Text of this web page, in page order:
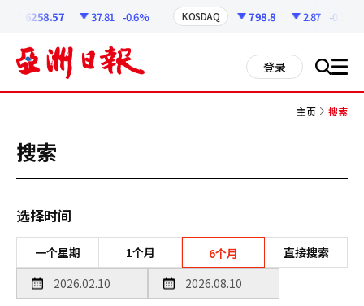
6258.57 37.81 -0.6% KOSDAQ 798.8 2.87 -0.36%
登录 搜 all
主页 搜索
搜索
选择时间
一个星期 1个月 6个月 直接搜索